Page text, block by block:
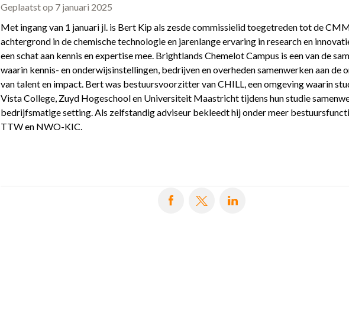
Geplaatst op 7 januari 2025
Met ingang van 1 januari jl. is Bert Kip als zesde commissielid toegetreden tot de
achtergrond in de chemische technologie en jarenlange ervaring in research en
een schat aan kennis en expertise mee. Brightlands Chemelot Campus is een van de
waarin kennis- en onderwijsinstellingen, bedrijven en overheden samenwerken aan de
van talent en impact. Bert was bestuursvoorzitter van CHILL, een omgeving waarin
Vista College, Zuyd Hogeschool en Universiteit Maastricht tijdens hun studie
bedrijfsmatige setting. Als zelfstandig adviseur bekleedt hij onder meer
TTW en NWO-KIC.
Deel op Facebook
Deel op X